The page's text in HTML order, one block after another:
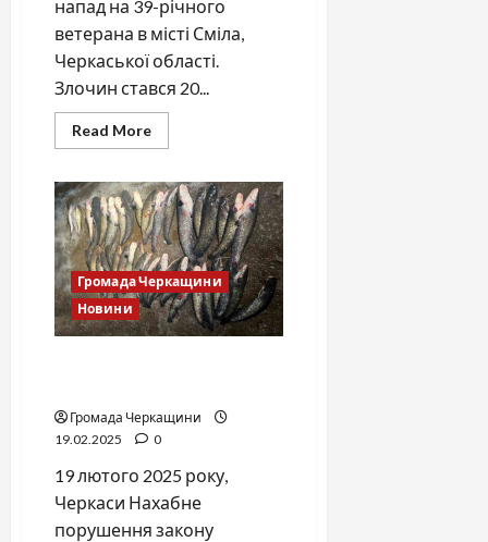
напад на 39-річного
ветерана в місті Сміла,
Черкаської області.
Злочин стався 20...
Read MoreRead
more
чоловіків
затримані
за
розбійний
напад
на
ветерана
в
умовах
воєнного
стану
Громада Черкащини
Новини
Громада Черкащини
19.02.2025
0
19 лютого 2025 року,
Черкаси Нахабне
порушення закону